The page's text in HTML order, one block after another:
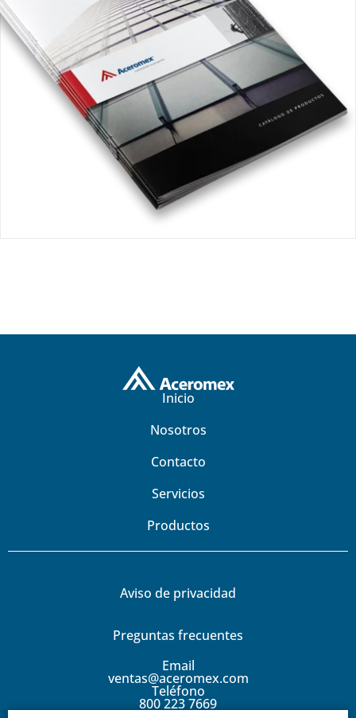
Inicio
Nosotros
Contacto
Servicios
Productos
Aviso de privacidad
Preguntas frecuentes
Email
ventas@aceromex.com
Teléfono
800 223 7669